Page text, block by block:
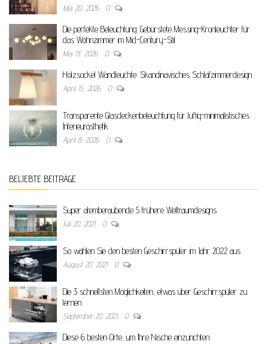
Mai 20, 2026 0
Die perfekte Beleuchtung: Gebürstete Messing-Kronleuchter für
das Wohnzimmer im Mid-Century-Stil
Mai 13, 2026 0
Holzsockel Wandleuchte: Skandinavisches Schlafzimmerdesign
April 15, 2026 0
Transparente Glasdeckenbeleuchtung für luftig-minimalistisches
Interieurästhetik
April 8, 2026 0
BELIEBTE BEITRÄGE
Super atemberaubende 5 frühere Weltraumdesigns
Juli 20, 2021 0
So wählen Sie den besten Geschirrspüler im Jahr 2022 aus
August 20, 2021 0
Die 3 schnellsten Möglichkeiten, etwas über Geschirrspüler zu
lernen
September 20, 2021 0
Diese 6 besten Orte, um Ihre Nische einzurichten